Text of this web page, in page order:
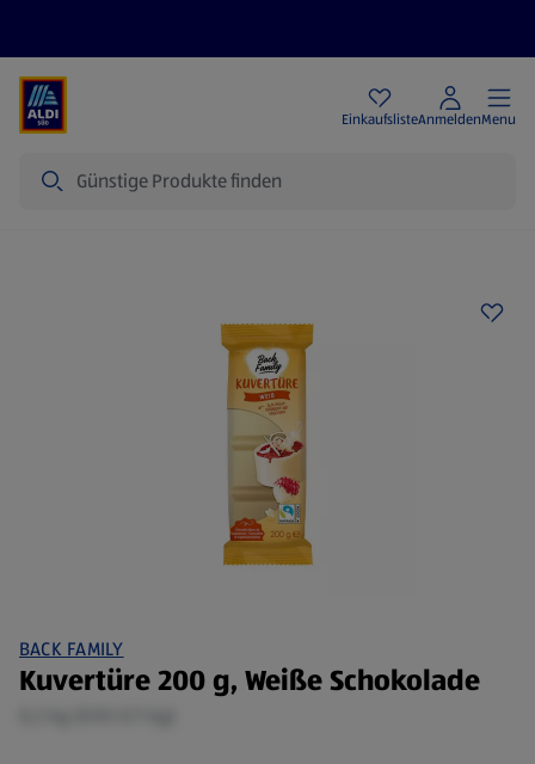
EinkaufslisteAnmeldenMenu
BACK FAMILY
Kuvertüre 200 g, Weiße Schokolade